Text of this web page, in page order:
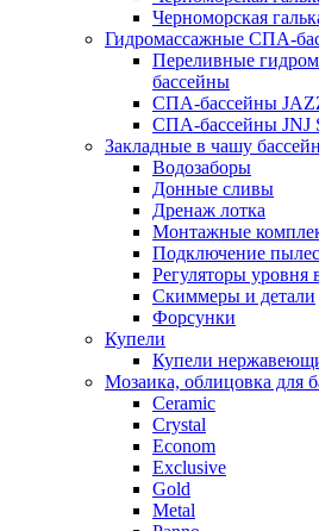
Черноморская
Гидромассажные СПА-
Переливные
бассейны
СПА-бассейны
СПА-бассейны JNJ
Закладные в чашу
Водозаборы
Донные сливы
Дренаж лотка
Монтажные
Подключение
Регуляторы уровня
Скиммеры и детали
Форсунки
Купели
Купели
Мозаика, облицовка для
Ceramic
Crystal
Econom
Exclusive
Gold
Metal